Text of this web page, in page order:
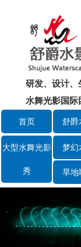
研发、设计、
水舞光影国际
首页 舒爵
大型水舞光影
秀
梦幻
旱地